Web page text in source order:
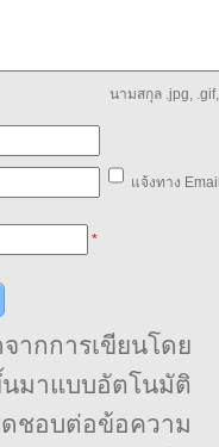
นามสกุล .jpg,
แจ้งทาง
*
ากการเขียนโดย
าแบบอัตโนมัติ
ชอบต่อข้อความ